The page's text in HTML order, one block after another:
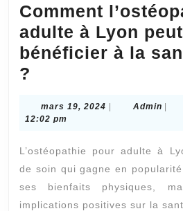
Comment
adulte à Lyon
bénéficier à la
?
pour
à
Lyon
peut-
mars 19, 2024 mars
| Admin |
12:02 pm
L’ostéopathie pour adulte à
de soin qui gagne en
ses bienfaits physiques,
implications positives sur la